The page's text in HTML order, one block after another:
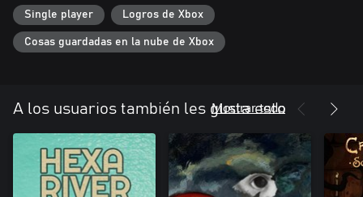
Single player Logros de Xbox
Cosas guardadas en la nube de Xbox
A los usuarios también les gusta esto
Mostrar todo